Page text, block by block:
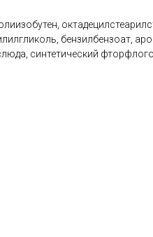
бензилбензоат,
синтетический